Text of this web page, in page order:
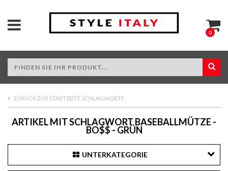
0
ZURÜCK ZUR STARTSEITE SCHLAGWORTE
ARTIKEL MIT SCHLAGWORT BASEBALLMÜTZE -
BO$$ - GRÜN
UNTERKATEGORIE